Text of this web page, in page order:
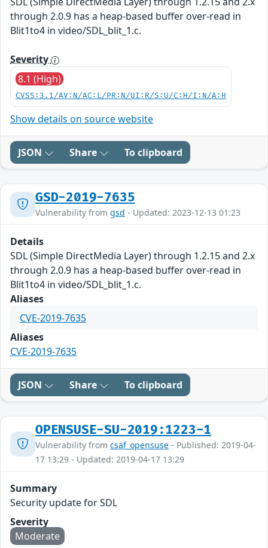
through 2.0.9 has a heap-based buffer over-read in
Blit1to4 in video/SDL_blit_1.c.
Severity
8.1 (High)
CVSS:3.1/AV:N/AC:L/PR:N/UI:R/S:U/C:H/I:N/A:H
Show details on source website
JSON Share To clipboard
GSD-2019-7635
Vulnerability from gsd - Updated: 2023-12-13 01:23
Details
SDL (Simple DirectMedia Layer) through 1.2.15 and 2.x
through 2.0.9 has a heap-based buffer over-read in
Blit1to4 in video/SDL_blit_1.c.
Aliases
CVE-2019-7635
Aliases
CVE-2019-7635
JSON Share To clipboard
OPENSUSE-SU-2019:1223-1
Vulnerability from csaf_opensuse - Published: 2019-04-
17 13:29 - Updated: 2019-04-17 13:29
Summary
Security update for SDL
Severity
Moderate